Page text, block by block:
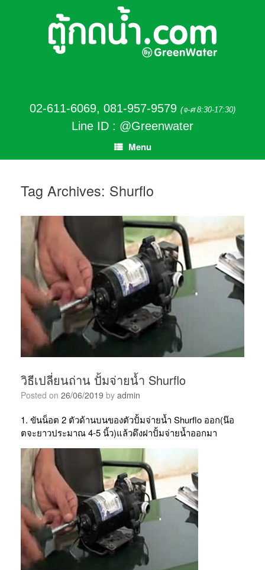
02-611-6069, 081-957-9579 (จ-ศ 8:30-17:30)
Line ID : @Greenwater
Menu
Tag Archives: Shurflo
วิธีเปลี่ยนถ่าน ปั้มจ่ายน้ำ Shurflo
Posted on 26/06/2019 by admin
1. ขันน็อต 2 ตัวด้านบนของตัวปั้มจ่ายน้ำ Shurflo ออก(น๊อ
ตจะยาวประมาณ 4-5 นิ้ว)แล้วดึงฝาปั้มจ่ายน้ำออกมา